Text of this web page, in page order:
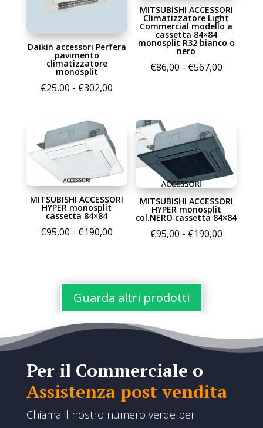
Daikin accessori Perfera
pavimento
climatizzatore
monosplit
€25,00 - €302,00
prezzo:
€25,00
a
€302,00
MITSUBISHI ACCESSORI
Climatizzatore Light
Commercial modello a
cassetta 84×84
monosplit R32 bianco o
nero
€86,00 - €567,00Fascia
a
€567,00
MITSUBISHI ACCESSORI
HYPER monosplit
cassetta 84×84
€95,00 - €190,00
€95,00
€190,00
MITSUBISHI ACCESSORI
HYPER monosplit
col.NERO cassetta 84×84
€95,00 - €190,00Fascia
Guarda altri prodotti
Per il Commerciale o
Assistenza post vendita
Chiama il nostro numero verde per